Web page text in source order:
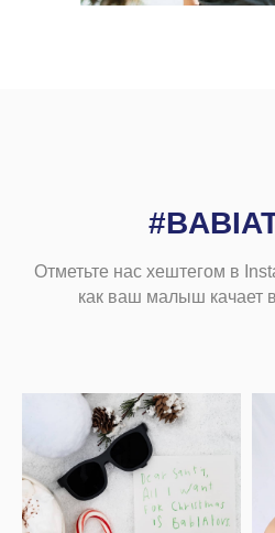
Отметьте нас хештегом в
как ваш малыш качает